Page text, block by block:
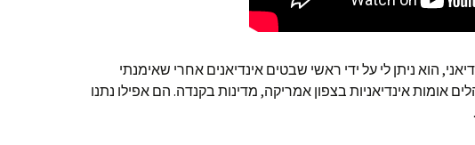
הוא ניתן לי על ידי ראשי שבטים אינדיאנים אחרי שאימנתי
אומות אינדיאניות בצפון אמריקה, מדינות בקנדה. הם אפילו נתנו